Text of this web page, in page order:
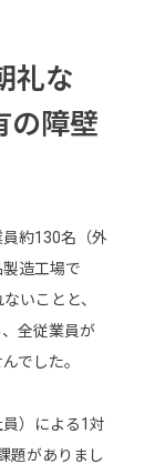
礼な
の障壁
約130名（外
造工場で
いことと、
全従業員が
でした。
）による1対
題がありまし